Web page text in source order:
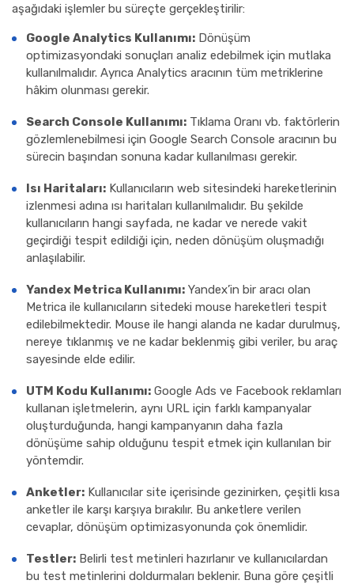
aşağıdaki işlemler bu süreçte gerçekleştirilir:
Google Analytics Kullanımı: Dönüşüm
optimizasyondaki sonuçları analiz edebilmek için mutlaka
kullanılmalıdır. Ayrıca Analytics aracının tüm metriklerine
hâkim olunması gerekir.
Search Console Kullanımı: Tıklama Oranı vb. faktörlerin
gözlemlenebilmesi için Google Search Console aracının bu
sürecin başından sonuna kadar kullanılması gerekir.
Isı Haritaları: Kullanıcıların web sitesindeki hareketlerinin
izlenmesi adına ısı haritaları kullanılmalıdır. Bu şekilde
kullanıcıların hangi sayfada, ne kadar ve nerede vakit
geçirdiği tespit edildiği için, neden dönüşüm oluşmadığı
anlaşılabilir.
Yandex Metrica Kullanımı: Yandex’in bir aracı olan
Metrica ile kullanıcıların sitedeki mouse hareketleri tespit
edilebilmektedir. Mouse ile hangi alanda ne kadar durulmuş,
nereye tıklanmış ve ne kadar beklenmiş gibi veriler, bu araç
sayesinde elde edilir.
UTM Kodu Kullanımı: Google Ads ve Facebook reklamları
kullanan işletmelerin, aynı URL için farklı kampanyalar
oluşturduğunda, hangi kampanyanın daha fazla
dönüşüme sahip olduğunu tespit etmek için kullanılan bir
yöntemdir.
Anketler: Kullanıcılar site içerisinde gezinirken, çeşitli kısa
anketler ile karşı karşıya bırakılır. Bu anketlere verilen
cevaplar, dönüşüm optimizasyonunda çok önemlidir.
Testler: Belirli test metinleri hazırlanır ve kullanıcılardan
bu test metinlerini doldurmaları beklenir. Buna göre çeşitli